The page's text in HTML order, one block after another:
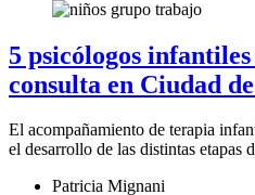
5 psicólogos
consulta en Ciudad
El acompañamiento de terapia
el desarrollo de las distintas etapas
Patricia Mignani